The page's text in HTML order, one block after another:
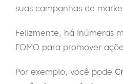
suas campanhas de
Felizmente, há inúmeras
FOMO para promover
Por exemplo, você pode